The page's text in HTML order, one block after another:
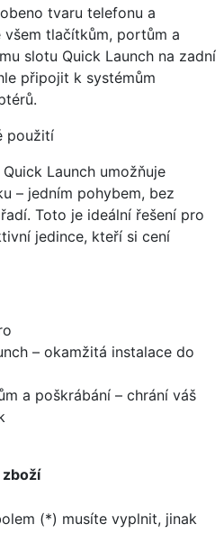
tvaru telefonu a
tlačítkům, portům a
slotu Quick Launch na zadní
připojit k systémům
použití
Launch umožňuje
– jedním pohybem, bez
Toto je ideální řešení pro
jedince, kteří si cení
– okamžitá instalace do
a poškrábání – chrání váš
(*) musíte vyplnit, jinak